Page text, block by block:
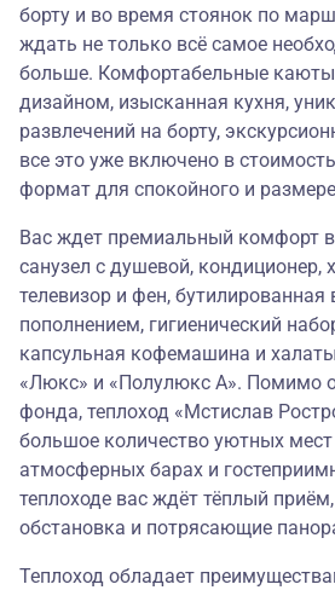
борту и во время стоянок по
ждать не только всё самое
больше. Комфортабельные
дизайном, изысканная кухня,
развлечений на борту,
все это уже включено в
формат для спокойного и
Вас ждет премиальный комфорт
санузел с душевой, кондиционер,
телевизор и фен,
пополнением, гигиенический
капсульная кофемашина и
«Люкс» и «Полулюкс А». Помимо
фонда, теплоход «Мстислав
большое количество уютных
атмосферных барах и
теплоходе вас ждёт тёплый
обстановка и потрясающие
Теплоход обладает